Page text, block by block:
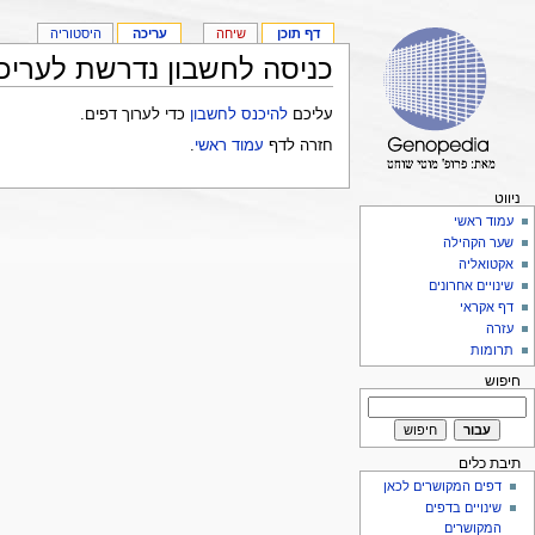
כניסה לחשבון נדרשת
עליכם להיכנס לחשבון כדי לערוך דפים.
חזרה לדף עמוד ראשי
דף תוכן שיחה עריכה היסטוריה
ניווט
עמוד ראשי
שער הקהילה
אקטואליה
שינויים אחרונים
דף אקראי
עזרה
תרומות
חיפוש
תיבת כלים
דפים המקושרים לכאן
שינויים בדפים
המקושרים